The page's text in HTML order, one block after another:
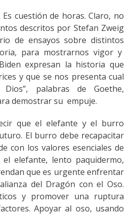
cuestión de horas. Claro, no
descritos por Stefan Zweig
de ensayos sobre distintos
para mostrarnos vigor y
expresan la historia que
y que se nos presenta cual
palabras de Goethe,
demostrar su empuje.
que el elefante y el burro
El burro debe recapacitar
con los valores esenciales de
elefante, lento paquidermo,
que es urgente enfrentar
del Dragón con el Oso.
y promover una ruptura
Apoyar al oso, usando